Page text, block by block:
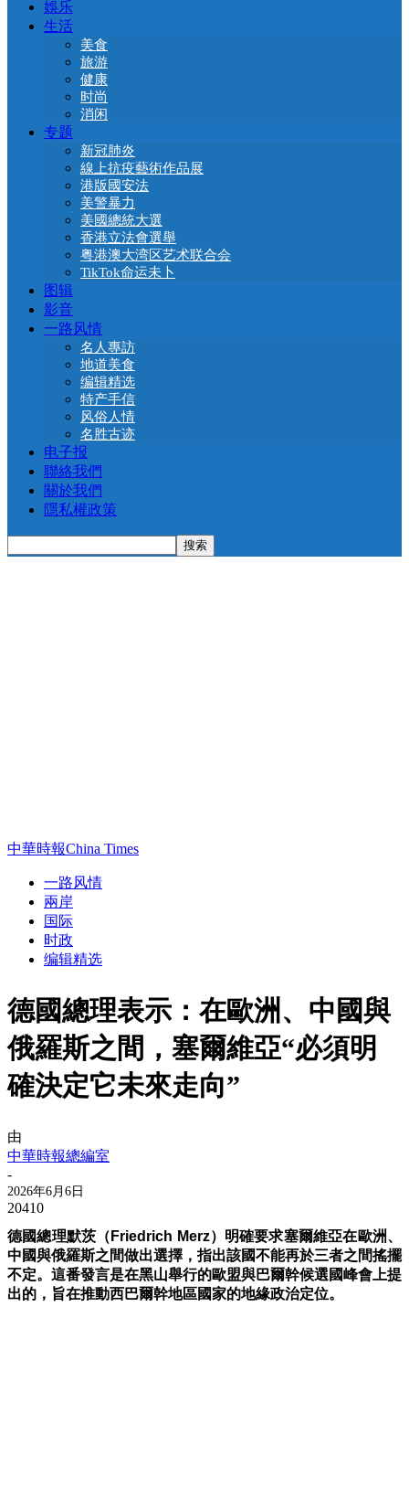
娛乐
生活
美食
旅游
健康
时尚
消闲
专题
新冠肺炎
線上抗疫藝術作品展
港版國安法
美警暴力
美國總統大選
香港立法會選舉
粤港澳大湾区艺术联合会
TikTok命运未卜
图辑
影音
一路风情
名人專訪
地道美食
编辑精选
特产手信
风俗人情
名胜古迹
电子报
聯絡我們
關於我們
隱私權政策
中華時報China Times
一路风情
兩岸
国际
时政
编辑精选
德國總理表示：在歐洲、中國與
俄羅斯之間，塞爾維亞“必須明
確決定它未來走向”
由
中華時報總編室
-
2026年6月6日
20410
德國總理默茨（Friedrich Merz）明確要求塞爾維亞在歐洲、
中國與俄羅斯之間做出選擇，指出該國不能再於三者之間搖擺
不定。這番發言是在黑山舉行的歐盟與巴爾幹候選國峰會上提
出的，旨在推動西巴爾幹地區國家的地緣政治定位。